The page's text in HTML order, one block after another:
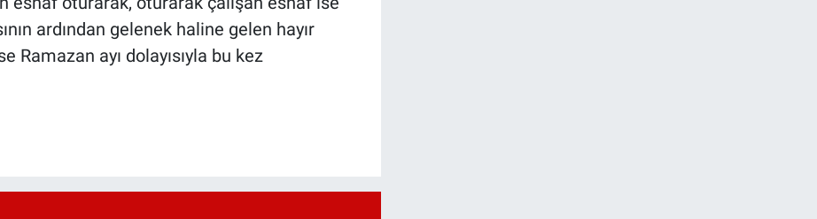
ardından gelenek haline gelen hayır
Ramazan ayı dolayısıyla bu kez